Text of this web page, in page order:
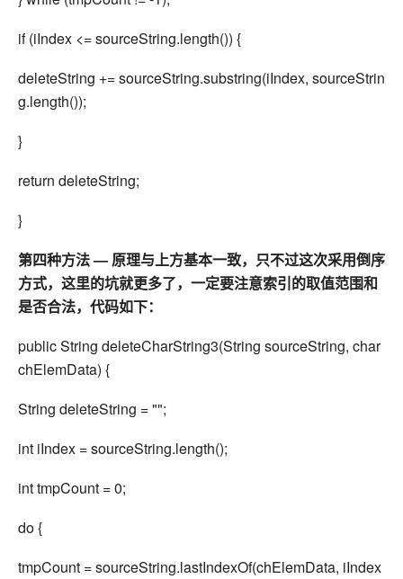
if (iIndex <= sourceString.length()) {
deleteString += sourceString.substring(iIndex, sourceStrin
g.length());
}
return deleteString;
}
第四种方法 — 原理与上方基本一致，只不过这次采用倒序
方式，这里的坑就更多了，一定要注意索引的取值范围和
是否合法，代码如下：
public String deleteCharString3(String sourceString, char
chElemData) {
String deleteString = "";
int iIndex = sourceString.length();
int tmpCount = 0;
do {
tmpCount = sourceString.lastIndexOf(chElemData, iIndex